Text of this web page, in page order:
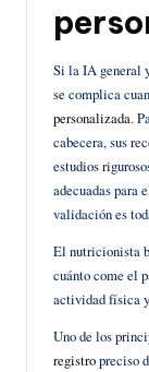
Si la IA general
se complica
personalizada.
cabecera, sus
estudios
adecuadas para
validación es
El nutricionista
cuánto come el
actividad física
Uno de los
registropreciso